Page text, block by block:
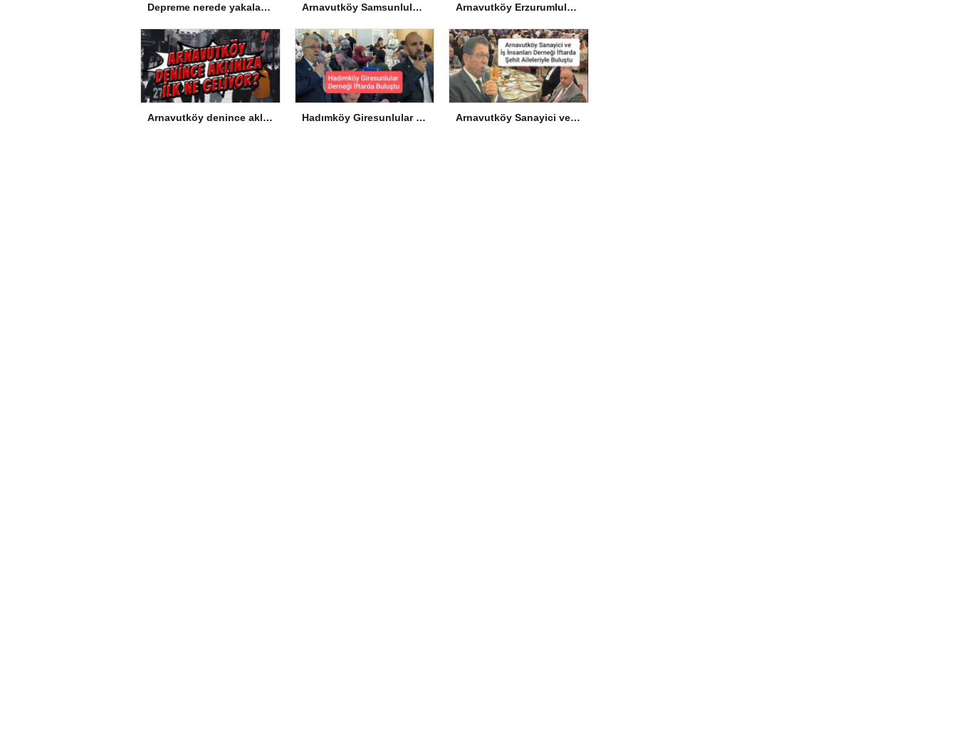
Depreme nerede yakalandınız, ne yapıyordunuz? Arnavutköy Samsunlular Derneği’nde Yeniden Ümit Süme Dönemi Arnavutköy Erzurumlular Derneği’nden İftar
Arnavutköy denince aklınıza ilk ne geliyor? Hadımköy Giresunlular Derneği İftarda Buluştu Arnavutköy Sanayici ve İş İnsanları Derneği İftarda Şehit Aileleriyle Buluştu